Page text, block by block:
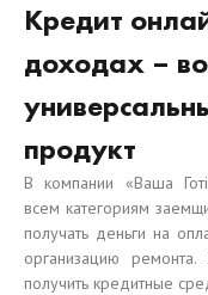
Кредит
доходах –
продукт
В компании «Ваша
всем категориям
получать деньги на
организацию
получить кредитные